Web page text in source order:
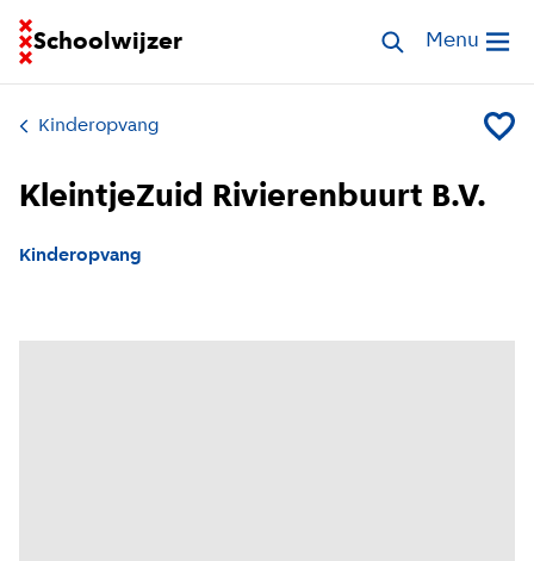
Schoolwijzer
Ga naar homepage van SchoolwijzerZoek opvang
Open
Menu
Kinderopvang Voeg
KleintjeZuid Rivierenbuurt B.V.
Kinderopvang